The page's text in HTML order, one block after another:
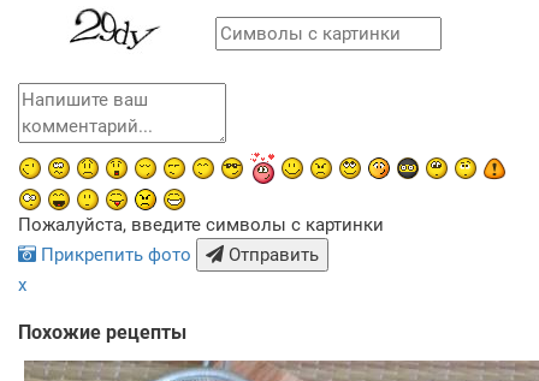
Пожалуйста, введите символы с картинки
Прикрепить фото
Отправить
x
Похожие рецепты